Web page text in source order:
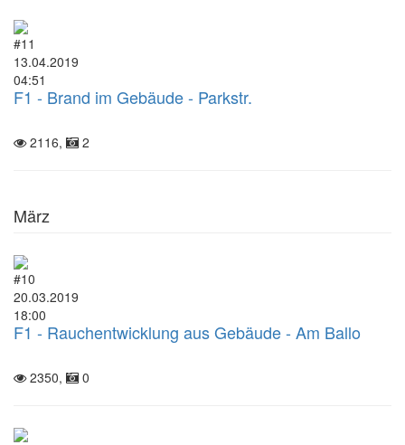
#11
13.04.2019
04:51
F1 - Brand im Gebäude - Parkstr.
2116, 2
März
#10
20.03.2019
18:00
F1 - Rauchentwicklung aus Gebäude - Am Ballo
2350, 0